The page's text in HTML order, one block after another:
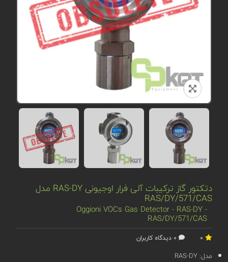
دتکتور گاز ترکیبات آلی فرار اوجیونی RAS-DY مدل
RAS/DY/571/CAS
Oggioni VOCs Gas Detector - RAS-DY -
RAS/DY/571/CAS
مدل:RAS-DY